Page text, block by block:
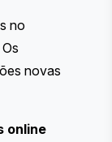
no
novas
online